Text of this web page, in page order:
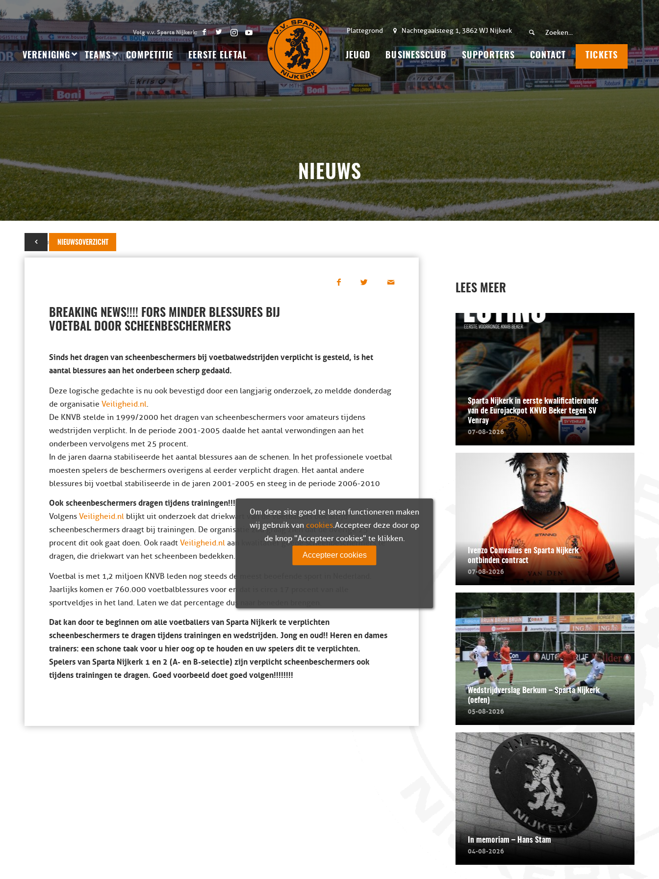
Plattegrond Nachtegaalsteeg 1, 3862 WJ Nijkerk
VERENIGING TEAMS COMPETITIE EERSTE ELFTAL JEUGD BUSINESSCLUB SUPPORTERS CONTACT TICKETS
NIEUWS
NIEUWSOVERZICHT
21 augustus 2014
BREAKING NEWS!!!! FORS MINDER BLESSURES BIJ
VOETBAL DOOR SCHEENBESCHERMERS
Sinds het dragen van scheenbeschermers bij voetbalwedstrijden verplicht is gesteld, is het
aantal blessures aan het onderbeen scherp gedaald.
Deze logische gedachte is nu ook bevestigd door een langjarig onderzoek, zo meldde donderdag
de organisatie Veiligheid.nl.
De KNVB stelde in 1999/2000 het dragen van scheenbeschermers voor amateurs tijdens
wedstrijden verplicht. In de periode 2001-2005 daalde het aantal verwondingen aan het
onderbeen vervolgens met 25 procent.
In de jaren daarna stabiliseerde het aantal blessures aan de schenen. In het professionele voetbal
moesten spelers de beschermers overigens al eerder verplicht dragen. Het aantal andere
blessures bij voetbal stabiliseerde in de jaren 2001-2005 en steeg in de periode 2006-2010
Ook scheenbeschermers dragen tijdens trainingen!!!
Volgens Veiligheid.nl blijkt uit onderzoek dat driekwart van de voetballers ook altijd
scheenbeschermers draagt bij trainingen. De organisatie zou graag zien dat de overige 25
procent dit ook gaat doen. Ook raadt Veiligheid.nl aan kwalitatief goede scheenbeschermers te
dragen, die driekwart van het scheenbeen bedekken.
Voetbal is met 1,2 miljoen KNVB leden nog steeds de meest beoefende sport in Nederland.
Jaarlijks komen er 760.000 voetbalblessures voor en dat is circa 17 procent van alle
sportveldjes in het land. Laten we dat percentage dus naar beneden brengen.
Dat kan door te beginnen om alle voetballers van Sparta Nijkerk te verplichten
scheenbeschermers te dragen tijdens trainingen en wedstrijden. Jong en oud!! Heren en dames
trainers: een schone taak voor u hier oog op te houden en uw spelers dit te verplichten.
Spelers van Sparta Nijkerk 1 en 2 (A- en B-selectie) zijn verplicht scheenbeschermers ook
tijdens trainingen te dragen. Goed voorbeeld doet goed volgen!!!!!!!!
LEES MEER
Sparta Nijkerk in eerste kwalificatieronde
van de Eurojackpot KNVB Beker tegen SV
Venray
07-08-2026
Ivenzo Comvalius en Sparta Nijkerk
ontbinden contract
07-08-2026
Wedstrijdverslag Berkum – Sparta Nijkerk
(oefen)
05-08-2026
In memoriam – Hans Stam
04-08-2026
Om deze site goed te laten functioneren maken
wij gebruik van cookies. Accepteer deze door op
de knop "Accepteer cookies" te klikken.
Accepteer cookies